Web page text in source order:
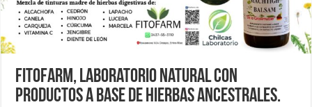
Fitofarm, laboratorio natural con
productos a base de hierbas ancestrales.